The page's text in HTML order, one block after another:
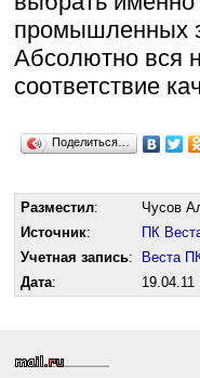
промышленных
Абсолютно вся
соответствие
Поделиться…
Разместил:
Чусов
Источник:
ПК
Учетная запись:
Веста
Дата: 19.04.11